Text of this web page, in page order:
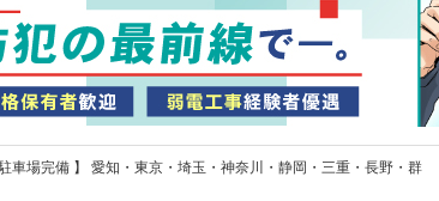
車場完備 】 愛知・東京・埼玉・神奈川・静岡・三重・長野・群